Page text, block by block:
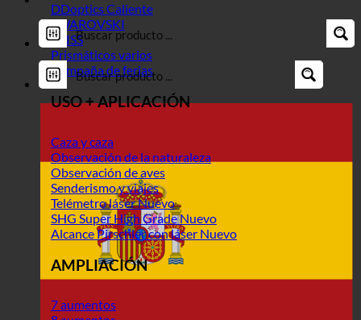
DDoptics
SWAROVSKI
ZEISS
Prismáticos varios
Campaña de ferias
USO + APLICACIÓN
Caza y caza
Observación de la naturaleza
Observación de aves
Senderismo y viajes
Telémetro láser
SHG Super High Grade
Alcance Pirschler con láser
AMPLIACIÓN
7 aumentos